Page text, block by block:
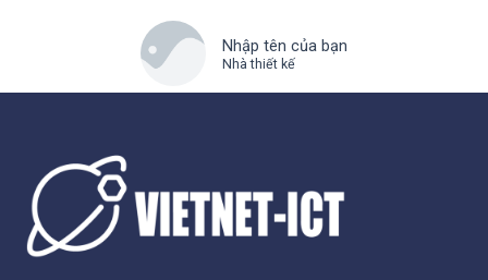
Nhập tên của bạn
Nhà thiết kế